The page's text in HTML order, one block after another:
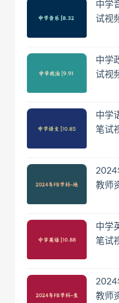
中学
试视
中学
试视
中学
笔试
2024
教师
中学
笔试
2024
教师